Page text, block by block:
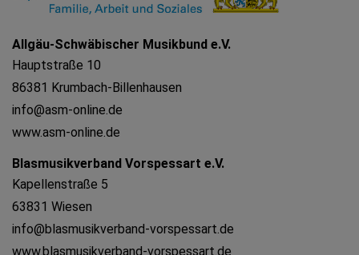
Allgäu-Schwäbischer Musikbund e.V.
Hauptstraße 10
86381 Krumbach-Billenhausen
info@asm-online.de
www.asm-online.de
Blasmusikverband Vorspessart e.V.
Kapellenstraße 5
63831 Wiesen
info@blasmusikverband-vorspessart.de
www.blasmusikverband-vorspessart.de